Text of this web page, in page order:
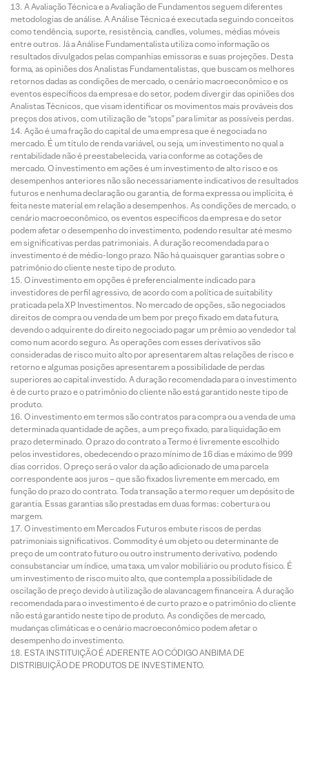
A Avaliação Técnica e a Avaliação de Fundamentos seguem diferentes
metodologias de análise. A Análise Técnica é executada seguindo conceitos
como tendência, suporte, resistência, candles, volumes, médias móveis
entre outros. Já a Análise Fundamentalista utiliza como informação os
resultados divulgados pelas companhias emissoras e suas projeções. Desta
forma, as opiniões dos Analistas Fundamentalistas, que buscam os melhores
retornos dadas as condições de mercado, o cenário macroeconômico e os
eventos específicos da empresa e do setor, podem divergir das opiniões dos
Analistas Técnicos, que visam identificar os movimentos mais prováveis dos
preços dos ativos, com utilização de “stops” para limitar as possíveis perdas.
Ação é uma fração do capital de uma empresa que é negociada no
mercado. É um título de renda variável, ou seja, um investimento no qual a
rentabilidade não é preestabelecida, varia conforme as cotações de
mercado. O investimento em ações é um investimento de alto risco e os
desempenhos anteriores não são necessariamente indicativos de resultados
futuros e nenhuma declaração ou garantia, de forma expressa ou implícita, é
feita neste material em relação a desempenhos. As condições de mercado, o
cenário macroeconômico, os eventos específicos da empresa e do setor
podem afetar o desempenho do investimento, podendo resultar até mesmo
em significativas perdas patrimoniais. A duração recomendada para o
investimento é de médio-longo prazo. Não há quaisquer garantias sobre o
patrimônio do cliente neste tipo de produto.
O investimento em opções é preferencialmente indicado para
investidores de perfil agressivo, de acordo com a política de suitability
praticada pela XP Investimentos. No mercado de opções, são negociados
direitos de compra ou venda de um bem por preço fixado em data futura,
devendo o adquirente do direito negociado pagar um prêmio ao vendedor tal
como num acordo seguro. As operações com esses derivativos são
consideradas de risco muito alto por apresentarem altas relações de risco e
retorno e algumas posições apresentarem a possibilidade de perdas
superiores ao capital investido. A duração recomendada para o investimento
é de curto prazo e o patrimônio do cliente não está garantido neste tipo de
produto.
O investimento em termos são contratos para compra ou a venda de uma
determinada quantidade de ações, a um preço fixado, para liquidação em
prazo determinado. O prazo do contrato a Termo é livremente escolhido
pelos investidores, obedecendo o prazo mínimo de 16 dias e máximo de 999
dias corridos. O preço será o valor da ação adicionado de uma parcela
correspondente aos juros – que são fixados livremente em mercado, em
função do prazo do contrato. Toda transação a termo requer um depósito de
garantia. Essas garantias são prestadas em duas formas: cobertura ou
margem.
O investimento em Mercados Futuros embute riscos de perdas
patrimoniais significativos. Commodity é um objeto ou determinante de
preço de um contrato futuro ou outro instrumento derivativo, podendo
consubstanciar um índice, uma taxa, um valor mobiliário ou produto físico. É
um investimento de risco muito alto, que contempla a possibilidade de
oscilação de preço devido à utilização de alavancagem financeira. A duração
recomendada para o investimento é de curto prazo e o patrimônio do cliente
não está garantido neste tipo de produto. As condições de mercado,
mudanças climáticas e o cenário macroeconômico podem afetar o
desempenho do investimento.
ESTA INSTITUIÇÃO É ADERENTE AO CÓDIGO ANBIMA DE
DISTRIBUIÇÃO DE PRODUTOS DE INVESTIMENTO.